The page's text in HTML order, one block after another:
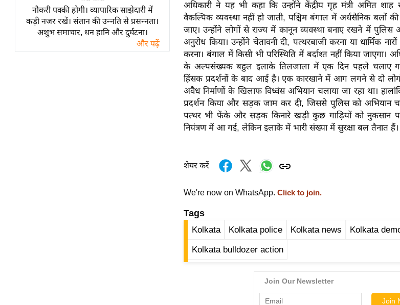
त्योहार
राशिफल
विशेष
विश्लेषण
नौकरी पक्की होगी। व्यापारिक साझेदारी में
कड़ी नजर रखें। संतान की उन्नति से प्रसन्नता।
अशुभ समाचार, धन हानि और दुर्घटना।
और पढ़ें
अधिकारी ने यह भी कहा कि उन्होंने केंद्रीय गृह मंत्री अमित
वैकल्पिक व्यवस्था नहीं हो जाती, पश्चिम बंगाल में अर्धसैनिक बलों
जाए। उन्होंने लोगों से राज्य में कानून व्यवस्था बनाए रखने में
अनुरोध किया। उन्होंने चेतावनी दी, पत्थरबाजी करना या धार्मिक
करना। बंगाल में किसी भी परिस्थिति में बर्दाश्त नहीं किया जाएगा।
के अल्पसंख्यक बहुल इलाके तिलजाला में एक दिन पहले चलाए गए
हिंसक प्रदर्शनों के बाद आई है। एक कारखाने में आग लगने से दो
अवैध निर्माणों के खिलाफ विध्वंस अभियान चलाया जा रहा था।
प्रदर्शन किया और सड़क जाम कर दी, जिससे पुलिस को अभियान
पत्थर भी फेंके और सड़क किनारे खड़ी कुछ गाड़ियों को नुकसान
नियंत्रण में आ गई, लेकिन इलाके में भारी संख्या में सुरक्षा बल तैनात हैं।
शेयर करें
We're now on WhatsApp. Click to join.
Tags
Kolkata Kolkata police Kolkata news Kolkata
Kolkata bulldozer action